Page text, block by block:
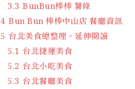
3.3 BunBun棒棒 薯條
4 Bun Bun 棒棒中山店 餐廳資訊
5 台北美食總整理。延伸閱讀
5.1 台北捷運美食
5.2 台北小吃美食
5.3 台北餐廳美食